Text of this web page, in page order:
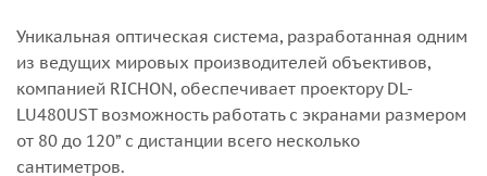
Уникальная оптическая система, разработанная одним
из ведущих мировых производителей объективов,
компанией RICHON, обеспечивает проектору DL-
LU480UST возможность работать с экранами размером
от 80 до 120” с дистанции всего несколько
сантиметров.